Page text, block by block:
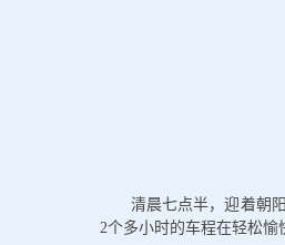
清晨七点半，迎着朝
2个多小时的车程在轻松